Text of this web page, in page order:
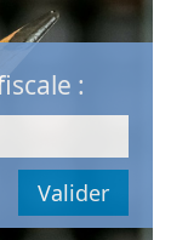
: